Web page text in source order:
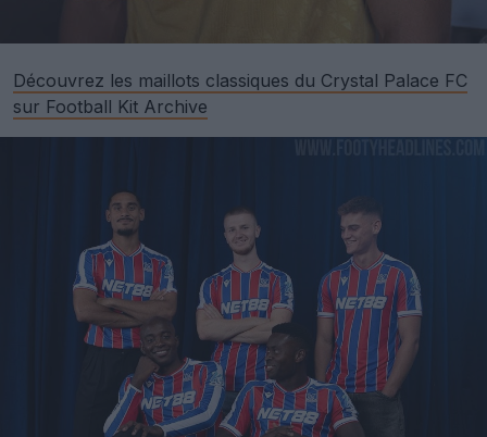
Découvrez les maillots classiques du Crystal Palace FC
sur Football Kit Archive